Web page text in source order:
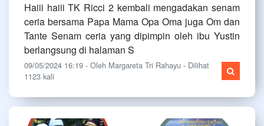
Haiii haiii TK Ricci 2 kembali mengadakan senam
ceria bersama Papa Mama Opa Oma juga Om dan
Tante Senam ceria yang dipimpin oleh ibu Yustin
berlangsung di halaman S
09/05/2024 16:19 - Oleh Margareta Tri Rahayu - Dilihat
1123 kali